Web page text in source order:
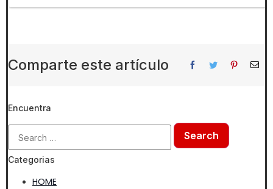
Comparte este artículo
Encuentra
Categorias
HOME